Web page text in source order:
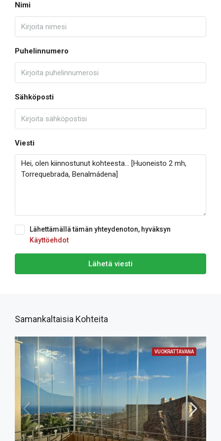
Nimi
Puhelinnumero
Sähköposti
Viesti
Lähettämällä tämän yhteydenoton, hyväksyn
Käyttöehdot
Lähetä viesti
Samankaltaisia Kohteita
VUOKRATTAVANA